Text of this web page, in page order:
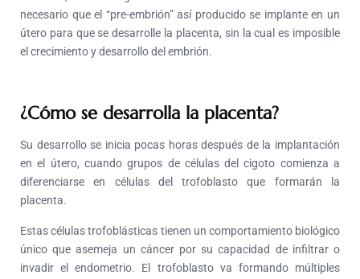
necesario que el “pre-embrión” así producido se implante en un
útero para que se desarrolle la placenta, sin la cual es imposible
el crecimiento y desarrollo del embrión.
¿Cómo se desarrolla la placenta?
Su desarrollo se inicia pocas horas después de la implantación
en el útero, cuando grupos de células del cigoto comienza a
diferenciarse en células del trofoblasto que formarán la
placenta.
Estas células trofoblásticas tienen un comportamiento biológico
único que asemeja un cáncer por su capacidad de infiltrar o
invadir el endometrio. El trofoblasto va formando múltiples